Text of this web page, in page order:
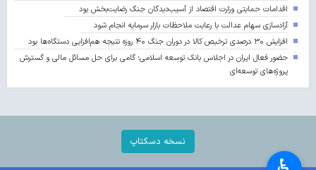
اقدامات حمایتی وزارت اقتصاد از آسیب‌دیدگان جنگ رضایت‌بخش بود
آزادسازی سهام عدالت با رعایت ملاحظات بازار سرمایه انجام شود
افزایش ۳۰ درصدی ترخیص کالا در دوران جنگ ۴۰ روزه نتیجه هم‌افزایی دستگاه‌ها بود
حضور فعال ایران در اجلاس بانک توسعه اسلامی؛ گامی برای حل مسائل مالی و گسترش
پروژه‌های توسعه‌ای
نسخه دسکتاپ